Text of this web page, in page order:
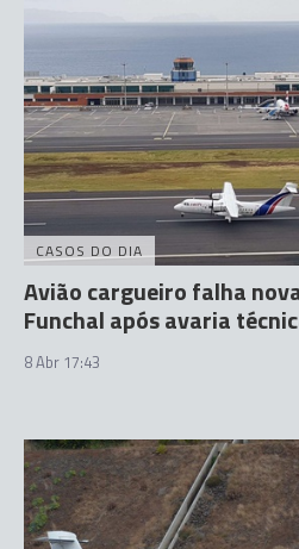
CASOS DO DIA
Avião cargueiro falha
Funchal após avaria
8 Abr 17:43